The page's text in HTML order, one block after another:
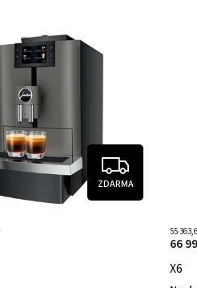
ZDARMA
X6
55
66